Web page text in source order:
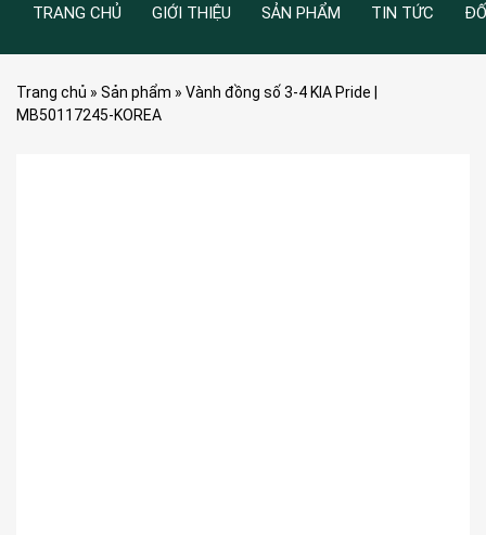
TRANG CHỦ GIỚI THIỆU SẢN PHẨM TIN TỨC
Trang chủ » Sản phẩm » Vành đồng số 3-4 KIA Pride |
MB50117245-KOREA